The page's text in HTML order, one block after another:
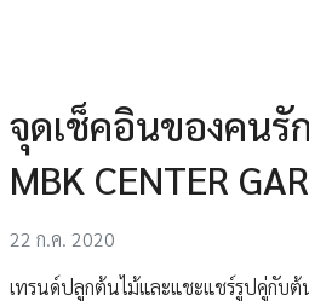
จุดเช็คอินของคนรั
MBK CENTER
22 ก.ค. 2020
เทรนด์ปลูกต้นไม้และแชะแชร์รูปคู่กับต้